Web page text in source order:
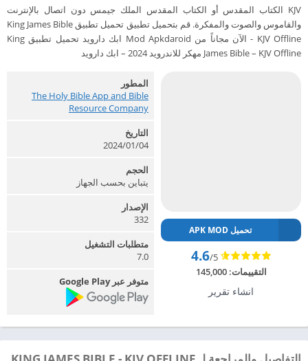
KJV الكتاب المقدس أو الكتاب المقدس الملك جيمس دون اتصال بالإنترنت
والقاموس والصوت والمفكرة. قم بتحميل تطبيق تحميل تطبيق King James Bible
- KJV Offline الآن مجاناً من Mod Apkdaroid ابك دارويد تحميل تطبيق King
James Bible – KJV Offline مهكر للاندرويد 2024 – ابك دارويد
تحميل APK MOD
4.6/5
التقييمات:145,000
انشاء تقرير
المطور
The Holy Bible App and Bible
Resource Company‏
التاريخ
2024/01/04
الحجم
يتباين بحسب الجهاز
الإصدار
332
متطلبات التشغيل
7.0
متوفر عبر Google Play